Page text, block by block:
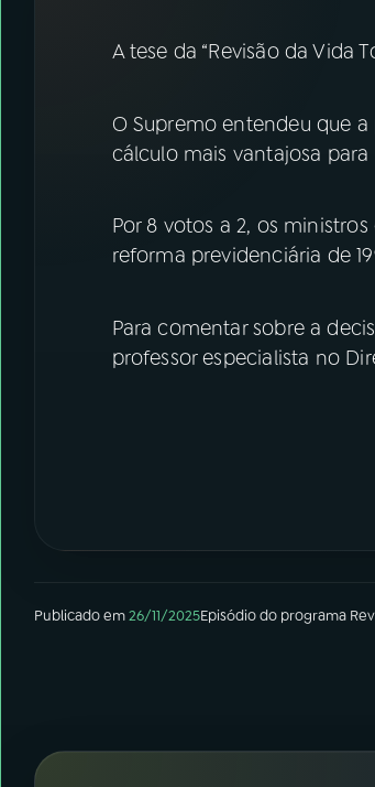
ACOMPANHE A RÁDIO NACIONAL
Instagram X
A tese da “Revisão da Vida
O Supremo entendeu que
cálculo mais vantajosa
Por 8 votos a 2, os
reforma previdenciária de
Para comentar sobre a
professor especialista no
Publicado em26/11/2025Episódiodo programa